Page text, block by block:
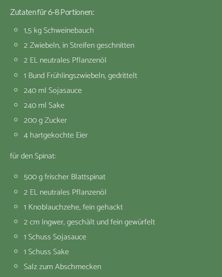
Zutaten für 6-8 Portionen:
1,5 kg Schweinebauch
2 Zwiebeln, in Streifen geschnitten
2 EL neutrales Pflanzenöl
1 Bund Frühlingszwiebeln, gedrittelt
240 ml Sojasauce
240 ml Sake
200 g Zucker
4 hartgekochte Eier
für den Spinat:
500 g frischer Blattspinat
2 EL neutrales Pflanzenöl
1 Knoblauchzehe, fein gehackt
2 cm Ingwer, geschält und fein gewürfelt
1 Schuss Sojasauce
1 Schuss Sake
Salz zum Abschmecken